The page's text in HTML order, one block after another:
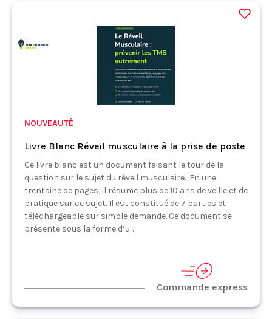
NOUVEAUTÉ
Livre Blanc Réveil musculaire à la prise de poste
Ce livre blanc est un document faisant le tour de la
question sur le sujet du réveil musculaire. En une
trentaine de pages, il résume plus de 10 ans de veille et de
pratique sur ce sujet. Il est constitué de 7 parties et
téléchargeable sur simple demande. Ce document se
présente sous la forme d’u...
Commande express